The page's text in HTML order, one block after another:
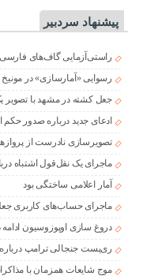
پیشنهاد سردبیر
راستی‌آزمایی گاف‌های
رسوایی «آمارسازی» در مونیخ
جعل کشته در مشهد با تصویر
ادعای جدید درباره صدور
تصویرسازی نادرست از
ماجرای یک نقل‌قول اشتباه
آمار اعلامی ساختگی بود
ماجرای حساب‌های کاربری
دروغ سازی اوپوزوسیون ادامه
ری‌پست جنجالی ترامپ
موج شایعات همزمان با